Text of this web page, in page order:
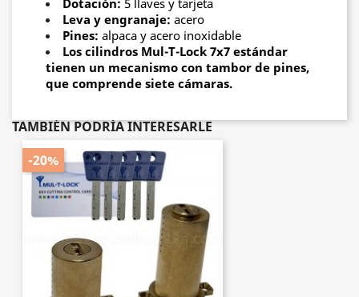
Dotación: 5 llaves y tarjeta
Leva y engranaje: acero
Pines: alpaca y acero inoxidable
Los cilindros Mul-T-Lock 7x7 estándar
tienen un mecanismo con tambor de pines,
que comprende siete cámaras.
TAMBIÉN PODRÍA INTERESARLE
-20%